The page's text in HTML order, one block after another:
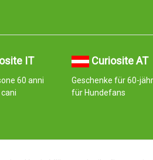
IT
60 anni
Curiosite AT
Geschenke für 60-
für Hundefans